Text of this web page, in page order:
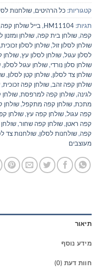
קטגוריות: כל הרהיטים,שולחנות
תגיות: HM11104
, בייל שולחן קפה
קפה,שולחן בית קפה,שולחן ומזנון
שולחן לסלון זול,שולחן לסלון זכוכית,
לסלון עגול,שולחן לסלון עץ,שולחן
שולחן סלון נורדי,שולחן עגול לסלון,
שולחן צד לסלון,שולחן קטן לסלון,
שולחן קפה זהב,שולחן קפה זכוכית,
לגינה,שולחן קפה למרפסת,שולחן
מתכת,שולחן קפה מתקפל,שולחן
קפה עגול,שולחן קפה עץ,שולחן
קפה ראטן,שולחן קפה שחור,
קפה,שולחנות לסלון,שולחנות צד
מעוצבים
תיאור
מידע נוסף
חוות דעת (0)